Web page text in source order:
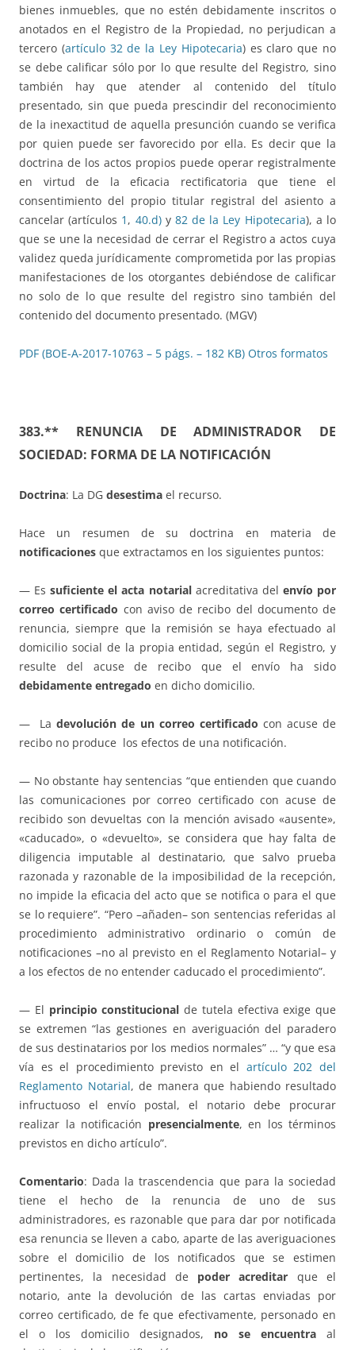
bienes inmuebles, que no estén debidamente inscritos o
anotados en el Registro de la Propiedad, no perjudican a
tercero (artículo 32 de la Ley Hipotecaria) es claro que no
se debe calificar sólo por lo que resulte del Registro, sino
también hay que atender al contenido del título
presentado, sin que pueda prescindir del reconocimiento
de la inexactitud de aquella presunción cuando se verifica
por quien puede ser favorecido por ella. Es decir que la
doctrina de los actos propios puede operar registralmente
en virtud de la eficacia rectificatoria que tiene el
consentimiento del propio titular registral del asiento a
cancelar (artículos 1 , 40.d)y 82 de la Ley Hipotecaria), a lo
que se une la necesidad de cerrar el Registro a actos cuya
validez queda jurídicamente comprometida por las propias
manifestaciones de los otorgantes debiéndose de calificar
no solo de lo que resulte del registro sino también del
contenido del documento presentado. (MGV)
PDF (BOE-A-2017-10763 – 5 págs. – 182 KB) Otros formatos
383.** RENUNCIA DE ADMINISTRADOR DE
SOCIEDAD: FORMA DE LA NOTIFICACIÓN
Doctrina: La DG desestima el recurso.
Hace un resumen de su doctrina en materia de
notificaciones que extractamos en los siguientes puntos:
— Essuficiente el acta notarialacreditativa del envío por
correo certificado con aviso de recibo del documento de
renuncia, siempre que la remisión se haya efectuado al
domicilio social de la propia entidad, según el Registro, y
resulte del acuse de recibo que el envío ha sido
debidamente entregado en dicho domicilio.
— Ladevolución de un correo certificado con acuse de
recibo no produce los efectos de una notificación.
— No obstante hay sentencias “que entienden que cuando
las comunicaciones por correo certificado con acuse de
recibido son devueltas con la mención avisado «ausente»,
«caducado», o «devuelto», se considera que hay falta de
diligencia imputable al destinatario, que salvo prueba
razonada y razonable de la imposibilidad de la recepción,
no impide la eficacia del acto que se notifica o para el que
se lo requiere”. “Pero –añaden– son sentencias referidas al
procedimiento administrativo ordinario o común de
notificaciones –no al previsto en el Reglamento Notarial– y
a los efectos de no entender caducado el procedimiento”.
— El principio constitucional de tutela efectiva exige que
se extremen “las gestiones en averiguación del paradero
de sus destinatarios por los medios normales” … “y que esa
vía es el procedimiento previsto en el artículo 202 del
Reglamento Notarial, de manera que habiendo resultado
infructuoso el envío postal, el notario debe procurar
realizar la notificación presencialmente, en los términos
previstos en dicho artículo”.
Comentario: Dada la trascendencia que para la sociedad
tiene el hecho de la renuncia de uno de sus
administradores, es razonable que para dar por notificada
esa renuncia se lleven a cabo, aparte de las averiguaciones
sobre el domicilio de los notificados que se estimen
pertinentes, la necesidad de poder acreditar que el
notario, ante la devolución de las cartas enviadas por
correo certificado, de fe que efectivamente, personado en
el o los domicilio designados, no se encuentra al